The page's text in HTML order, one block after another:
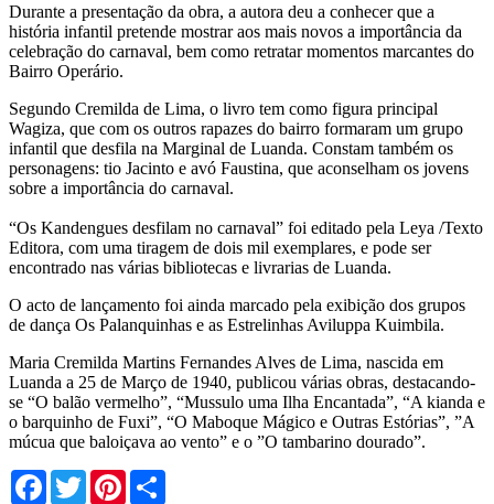
Durante a presentação da obra, a autora deu a conhecer que a
história infantil pretende mostrar aos mais novos a importância da
celebração do carnaval, bem como retratar momentos marcantes do
Bairro Operário.
Segundo Cremilda de Lima, o livro tem como figura principal
Wagiza, que com os outros rapazes do bairro formaram um grupo
infantil que desfila na Marginal de Luanda. Constam também os
personagens: tio Jacinto e avó Faustina, que aconselham os jovens
sobre a importância do carnaval.
“Os Kandengues desfilam no carnaval” foi editado pela Leya /Texto
Editora, com uma tiragem de dois mil exemplares, e pode ser
encontrado nas várias bibliotecas e livrarias de Luanda.
O acto de lançamento foi ainda marcado pela exibição dos grupos
de dança Os Palanquinhas e as Estrelinhas Aviluppa Kuimbila.
Maria Cremilda Martins Fernandes Alves de Lima, nascida em
Luanda a 25 de Março de 1940, publicou várias obras, destacando-
se “O balão vermelho”, “Mussulo uma Ilha Encantada”, “A kianda e
o barquinho de Fuxi”, “O Maboque Mágico e Outras Estórias”, ”A
múcua que baloiçava ao vento” e o ”O tambarino dourado”.
Facebook
TwitterPinterest